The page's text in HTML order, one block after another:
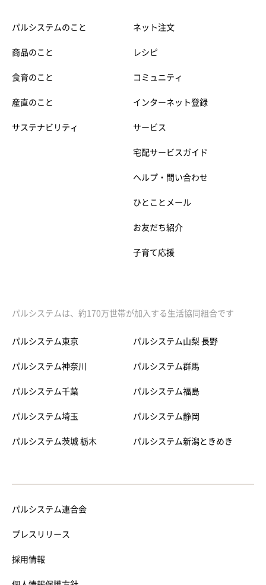
パルシステムのこと
商品のこと
食育のこと
産直のこと
サステナビリティ
ネット注文
レシピ
コミュニティ
インターネット登録
サービス
宅配サービスガイド
ヘルプ・問い合わせ
ひとことメール
お友だち紹介
子育て応援
パルシステムは、約170万世帯が加入する生活協同組合です
パルシステム東京
パルシステム神奈川
パルシステム千葉
パルシステム埼玉
パルシステム茨城 栃木
パルシステム山梨 長野
パルシステム群馬
パルシステム福島
パルシステム静岡
パルシステム新潟ときめき
パルシステム連合会
プレスリリース
採用情報